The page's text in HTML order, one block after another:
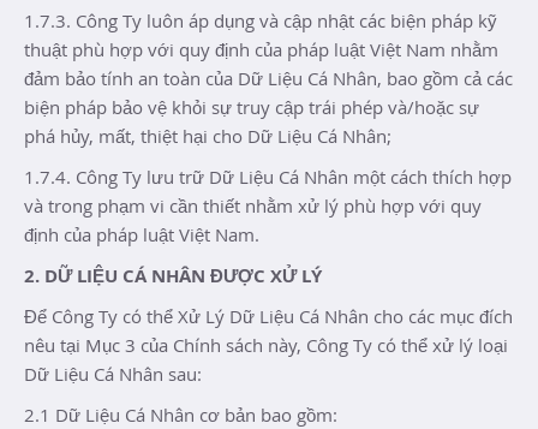
1.7.3. Công Ty luôn áp dụng và cập nhật các biện pháp kỹ
thuật phù hợp với quy định của pháp luật Việt Nam nhằm
đảm bảo tính an toàn của Dữ Liệu Cá Nhân, bao gồm cả các
biện pháp bảo vệ khỏi sự truy cập trái phép và/hoặc sự
phá hủy, mất, thiệt hại cho Dữ Liệu Cá Nhân;
1.7.4. Công Ty lưu trữ Dữ Liệu Cá Nhân một cách thích hợp
và trong phạm vi cần thiết nhằm xử lý phù hợp với quy
định của pháp luật Việt Nam.
2. DỮ LIỆU CÁ NHÂN ĐƯỢC XỬ LÝ
Để Công Ty có thể Xử Lý Dữ Liệu Cá Nhân cho các mục đích
nêu tại Mục 3 của Chính sách này, Công Ty có thể xử lý loại
Dữ Liệu Cá Nhân sau:
2.1 Dữ Liệu Cá Nhân cơ bản bao gồm: